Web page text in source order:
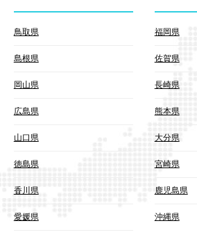
鳥取県
島根県
岡山県
広島県
山口県
徳島県
香川県
愛媛県
福岡県
佐賀県
長崎県
熊本県
大分県
宮崎県
鹿児島県
沖縄県